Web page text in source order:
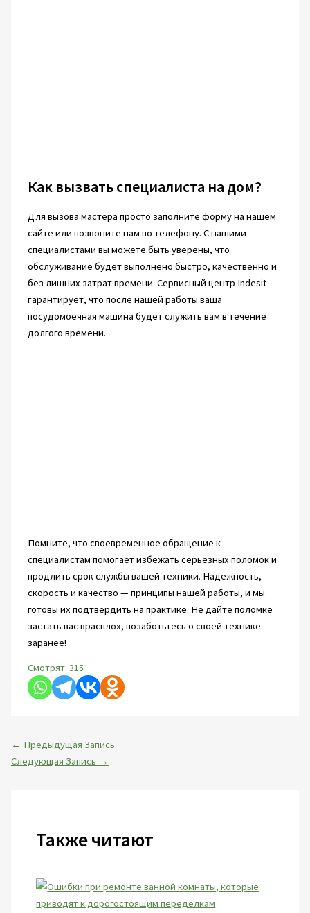
Как вызвать специалиста на дом?
Для вызова мастера просто заполните форму на нашем
сайте или позвоните нам по телефону. С нашими
специалистами вы можете быть уверены, что
обслуживание будет выполнено быстро, качественно и
без лишних затрат времени. Сервисный центр Indesit
гарантирует, что после нашей работы ваша
посудомоечная машина будет служить вам в течение
долгого времени.
Помните, что своевременное обращение к
специалистам помогает избежать серьезных поломок и
продлить срок службы вашей техники. Надежность,
скорость и качество — принципы нашей работы, и мы
готовы их подтвердить на практике. Не дайте поломке
застать вас врасплох, позаботьтесь о своей технике
заранее!
Смотрят: 315
← Предыдущая Запись
Следующая Запись →
Также читают